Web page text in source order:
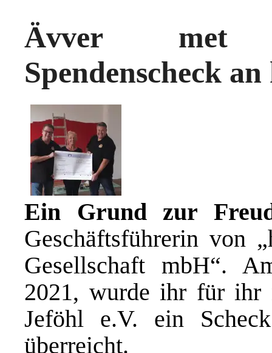
Ävver met
Spendenscheck
Ein Grund zur
Geschäftsführerin von
Gesellschaft mbH“.
2021, wurde ihr für ihr
Jeföhl e.V. ein
überreicht.